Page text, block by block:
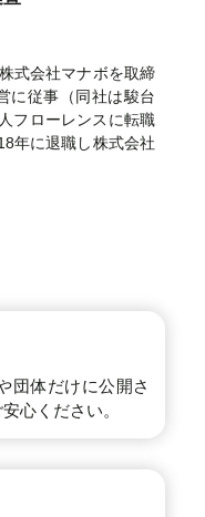
式会社マナボを取締
に従事（同社は駿台
フローレンスに転職
年に退職し株式会社
団体だけに公開さ
心ください。